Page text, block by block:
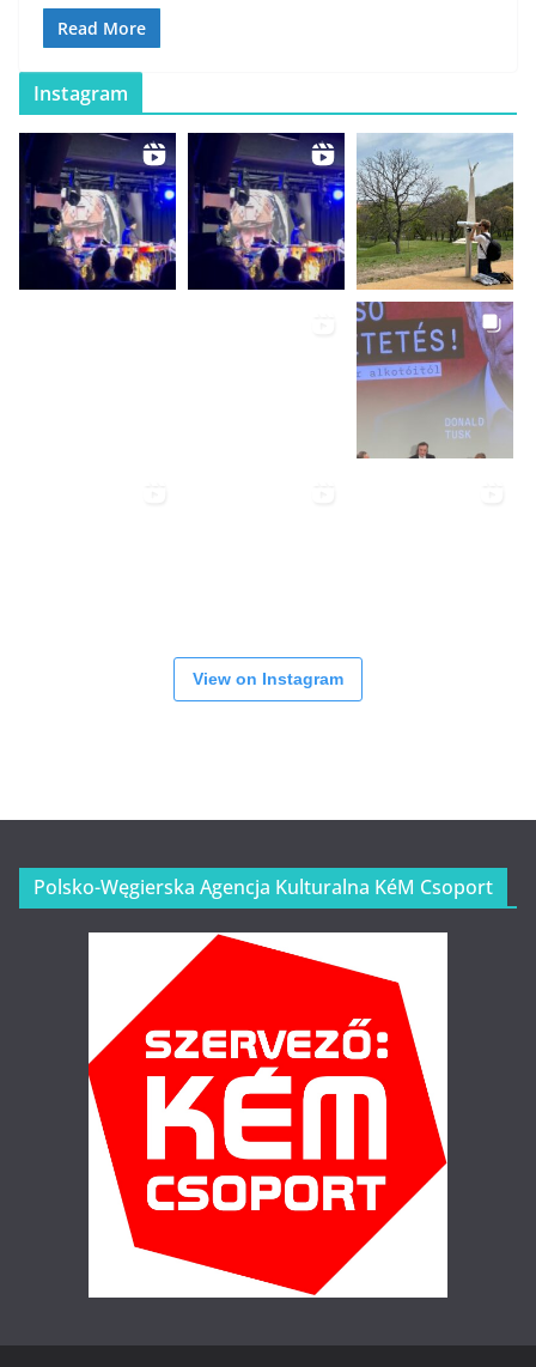
Read More
Instagram
View on Instagram
Polsko-Węgierska Agencja Kulturalna KéM Csoport